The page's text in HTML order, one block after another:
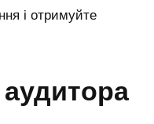
і отримуйте